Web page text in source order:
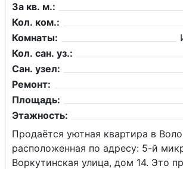
За кв. м.:
Кол. ком.:
Комнаты:
Кол. сан. уз.:
Сан. узел:
Ремонт:
Площадь:
Этажность:
Продаётся уютная квартира в
расположенная по адресу: 5-й
Воркутинская улица, дом 14. Это